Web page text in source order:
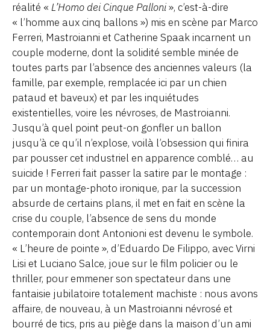
réalité « L’Homo dei Cinque Palloni», c’est-à-dire
« l’homme aux cinq ballons ») mis en scène par Marco
Ferreri, Mastroianni et Catherine Spaak incarnent un
couple moderne, dont la solidité semble minée de
toutes parts par l’absence des anciennes valeurs (la
famille, par exemple, remplacée ici par un chien
pataud et baveux) et par les inquiétudes
existentielles, voire les névroses, de Mastroianni.
Jusqu’à quel point peut-on gonfler un ballon
jusqu’à ce qu’il n’explose, voilà l’obsession qui finira
par pousser cet industriel en apparence comblé… au
suicide ! Ferreri fait passer la satire par le montage :
par un montage-photo ironique, par la succession
absurde de certains plans, il met en fait en scène la
crise du couple, l’absence de sens du monde
contemporain dont Antonioni est devenu le symbole.
« L’heure de pointe », d’Eduardo De Filippo, avec Virni
Lisi et Luciano Salce, joue sur le film policier ou le
thriller, pour emmener son spectateur dans une
fantaisie jubilatoire totalement machiste : nous avons
affaire, de nouveau, à un Mastroianni névrosé et
bourré de tics, pris au piège dans la maison d’un ami